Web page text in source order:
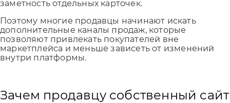
заметность отдельных карточек.
Поэтому многие продавцы начинают искать
дополнительные каналы продаж, которые
позволяют привлекать покупателей вне
маркетплейса и меньше зависеть от изменений
внутри платформы.
Зачем продавцу собственный сайт